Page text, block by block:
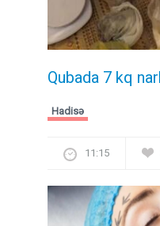
Qubada 7 kq
Hadisə
11:15